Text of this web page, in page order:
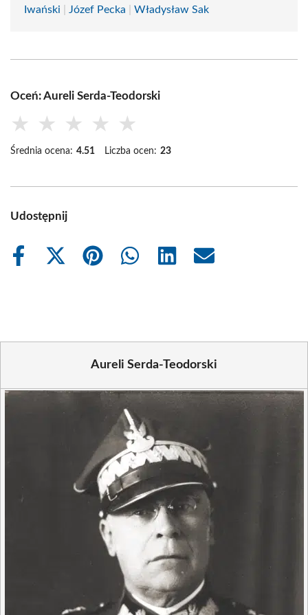
Iwański Józef Pecka Władysław Sak
Oceń: Aureli Serda-Teodorski
★ ★ ★ ★ ★
Średnia ocena: 4.51 Liczba ocen: 23
Udostępnij
Share
Share
Share
Share
Share
Share
Aureli Serda-Teodorski